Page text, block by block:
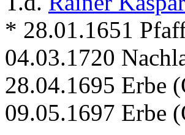
* 28.01.1651
04.03.1720
28.04.1695 Erbe
09.05.1697 Erbe